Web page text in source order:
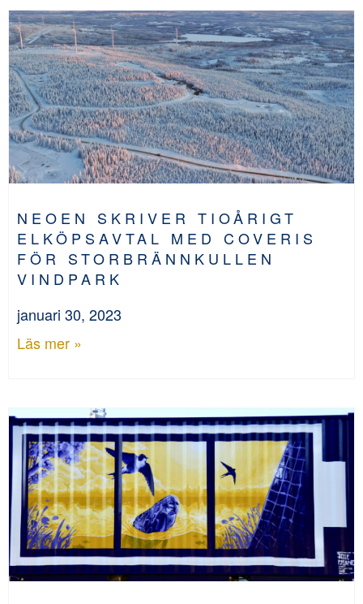
NEOEN SKRIVER TIOÅRIGT
ELKÖPSAVTAL MED COVERIS
FÖR STORBRÄNNKULLEN
VINDPARK
januari 30, 2023
Läs mer »